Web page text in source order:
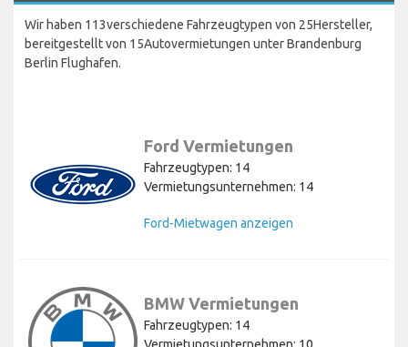
Wir haben 113verschiedene Fahrzeugtypen von 25Hersteller,
bereitgestellt von 15Autovermietungen unter Brandenburg
Berlin Flughafen.
Ford Vermietungen
Fahrzeugtypen: 14
Vermietungsunternehmen: 14
Ford-Mietwagen anzeigen
BMW Vermietungen
Fahrzeugtypen: 14